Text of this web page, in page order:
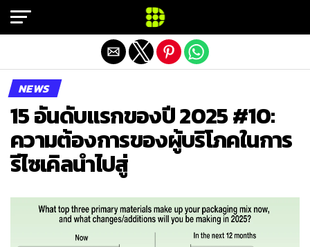
NEWS
15 อันดับแรกของปี 2025 #10:
ความต้องการของผู้บริโภคในการ
รีไซเคิลนำไปสู่
Exit mobile version